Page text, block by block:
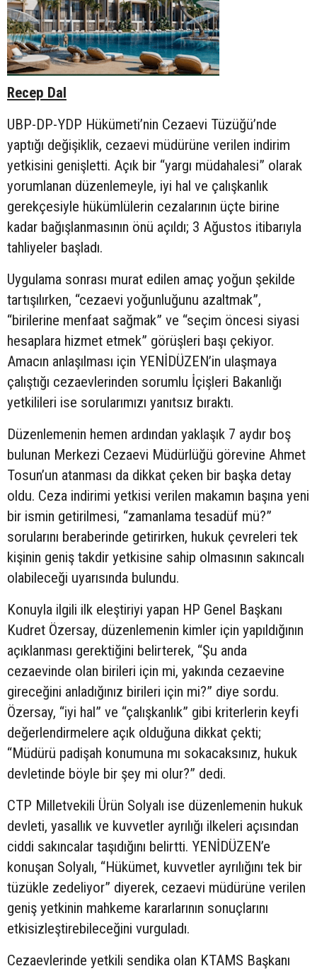
Recep Dal
UBP-DP-YDP Hükümeti’nin Cezaevi Tüzüğü’nde
yaptığı değişiklik, cezaevi müdürüne verilen indirim
yetkisini genişletti. Açık bir “yargı müdahalesi” olarak
yorumlanan düzenlemeyle, iyi hal ve çalışkanlık
gerekçesiyle hükümlülerin cezalarının üçte birine
kadar bağışlanmasının önü açıldı; 3 Ağustos itibarıyla
tahliyeler başladı.
Uygulama sonrası murat edilen amaç yoğun şekilde
tartışılırken, “cezaevi yoğunluğunu azaltmak”,
“birilerine menfaat sağmak” ve “seçim öncesi siyasi
hesaplara hizmet etmek” görüşleri başı çekiyor.
Amacın anlaşılması için YENİDÜZEN’in ulaşmaya
çalıştığı cezaevlerinden sorumlu İçişleri Bakanlığı
yetkilileri ise sorularımızı yanıtsız bıraktı.
Düzenlemenin hemen ardından yaklaşık 7 aydır boş
bulunan Merkezi Cezaevi Müdürlüğü görevine Ahmet
Tosun’un atanması da dikkat çeken bir başka detay
oldu. Ceza indirimi yetkisi verilen makamın başına yeni
bir ismin getirilmesi, “zamanlama tesadüf mü?”
sorularını beraberinde getirirken, hukuk çevreleri tek
kişinin geniş takdir yetkisine sahip olmasının sakıncalı
olabileceği uyarısında bulundu.
Konuyla ilgili ilk eleştiriyi yapan HP Genel Başkanı
Kudret Özersay, düzenlemenin kimler için yapıldığının
açıklanması gerektiğini belirterek, “Şu anda
cezaevinde olan birileri için mi, yakında cezaevine
gireceğini anladığınız birileri için mi?” diye sordu.
Özersay, “iyi hal” ve “çalışkanlık” gibi kriterlerin keyfi
değerlendirmelere açık olduğuna dikkat çekti;
“Müdürü padişah konumuna mı sokacaksınız, hukuk
devletinde böyle bir şey mi olur?” dedi.
CTP Milletvekili Ürün Solyalı ise düzenlemenin hukuk
devleti, yasallık ve kuvvetler ayrılığı ilkeleri açısından
ciddi sakıncalar taşıdığını belirtti. YENİDÜZEN’e
konuşan Solyalı, “Hükümet, kuvvetler ayrılığını tek bir
tüzükle zedeliyor” diyerek, cezaevi müdürüne verilen
geniş yetkinin mahkeme kararlarının sonuçlarını
etkisizleştirebileceğini vurguladı.
Cezaevlerinde yetkili sendika olan KTAMS Başkanı